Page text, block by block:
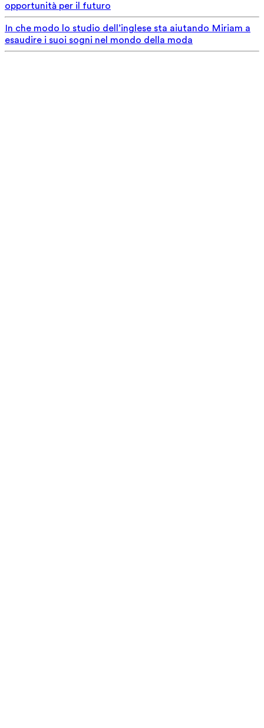
opportunità per il futuro
In che modo lo studio dell’inglese sta aiutando Miriam a
esaudire i suoi sogni nel mondo della moda